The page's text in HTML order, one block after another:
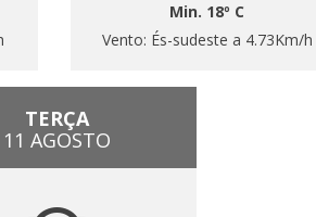
Min. 18º C
Vento: És-sudeste a 4.73Km/h
TERÇA
11 AGOSTO